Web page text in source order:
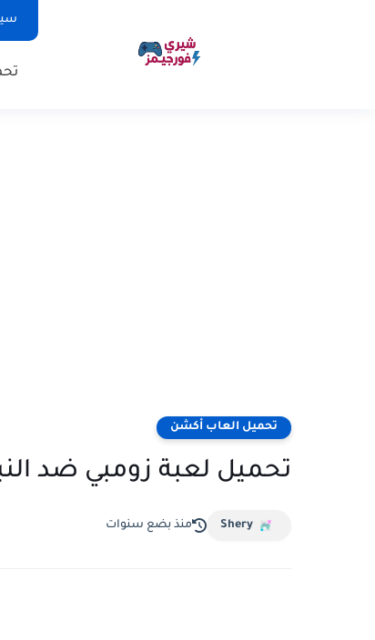
تحميل العاب أكشن
تحميل لعبة زومبي ضد النباتات 2 للكمبيوتر مجانا من
Shery منذ بضع سنوات